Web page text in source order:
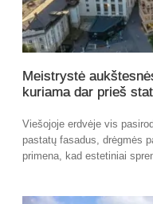
Meistrystė
kuriama dar prieš
Viešojoje erdvėje vis
pastatų fasadus, drėgmės
primena, kad estetiniai